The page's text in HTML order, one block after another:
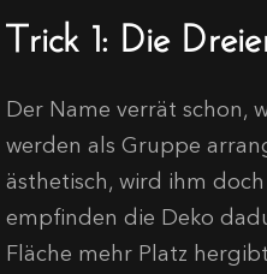
Trick 1: Die
Der Name verrät schon,
werden als Gruppe
ästhetisch, wird ihm
empfinden die Deko
Fläche mehr Platz